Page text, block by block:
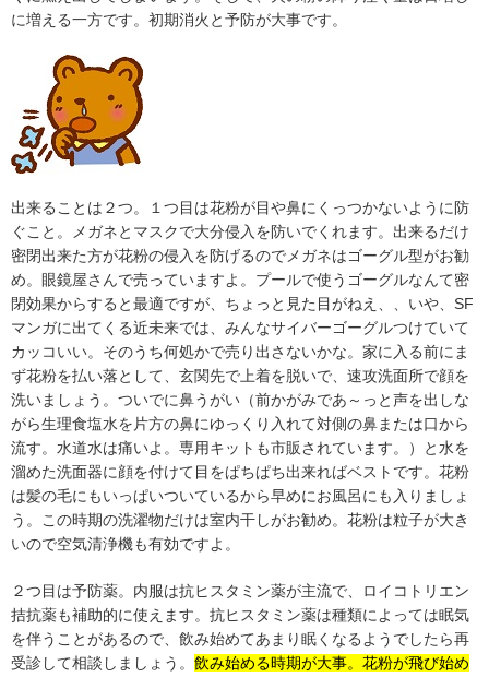
に増える一方です。初期消火と予防が大事です。
出来ることは２つ。１つ目は花粉が目や鼻にくっつかないように防
ぐこと。メガネとマスクで大分侵入を防いでくれます。出来るだけ
密閉出来た方が花粉の侵入を防げるのでメガネはゴーグル型がお勧
め。眼鏡屋さんで売っていますよ。プールで使うゴーグルなんて密
閉効果からすると最適ですが、ちょっと見た目がねえ、、いや、SF
マンガに出てくる近未来では、みんなサイバーゴーグルつけていて
カッコいい。そのうち何処かで売り出さないかな。家に入る前にま
ず花粉を払い落として、玄関先で上着を脱いで、速攻洗面所で顔を
洗いましょう。ついでに鼻うがい（前かがみであ～っと声を出しな
がら生理食塩水を片方の鼻にゆっくり入れて対側の鼻または口から
流す。水道水は痛いよ。専用キットも市販されています。）と水を
溜めた洗面器に顔を付けて目をぱちぱち出来ればベストです。花粉
は髪の毛にもいっぱいついているから早めにお風呂にも入りましょ
う。この時期の洗濯物だけは室内干しがお勧め。花粉は粒子が大き
いので空気清浄機も有効ですよ。
２つ目は予防薬。内服は抗ヒスタミン薬が主流で、ロイコトリエン
拮抗薬も補助的に使えます。抗ヒスタミン薬は種類によっては眠気
を伴うことがあるので、飲み始めてあまり眠くなるようでしたら再
受診して相談しましょう。 飲み始める時期が大事。花粉が飛び始め